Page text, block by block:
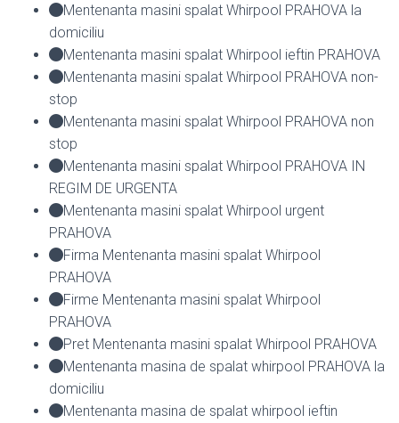
Mentenanta masini spalat Whirpool PRAHOVA la
domiciliu
Mentenanta masini spalat Whirpool ieftin PRAHOVA
Mentenanta masini spalat Whirpool PRAHOVA non-
stop
Mentenanta masini spalat Whirpool PRAHOVA non
stop
Mentenanta masini spalat Whirpool PRAHOVA IN
REGIM DE URGENTA
Mentenanta masini spalat Whirpool urgent
PRAHOVA
Firma Mentenanta masini spalat Whirpool
PRAHOVA
Firme Mentenanta masini spalat Whirpool
PRAHOVA
Pret Mentenanta masini spalat Whirpool PRAHOVA
Mentenanta masina de spalat whirpool PRAHOVA la
domiciliu
Mentenanta masina de spalat whirpool ieftin